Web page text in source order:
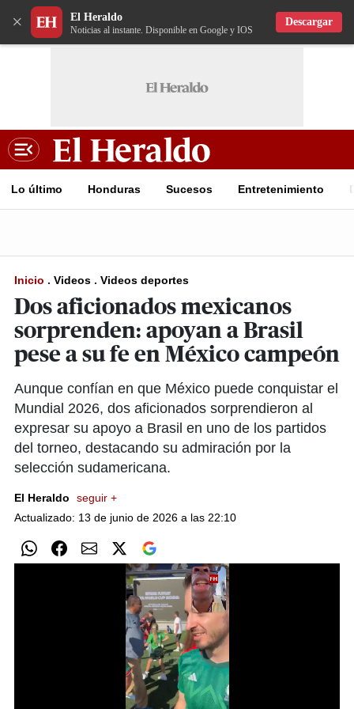
× El Heraldo
Noticias al instante. Disponible en Google y IOS
Descargar
Lo último Honduras Sucesos Entretenimiento
Inicio . Videos . Videos deportes
Dos aficionados mexicanos
sorprenden: apoyan a Brasil
pese a su fe en México campeón
Aunque confían en que México puede conquistar el
Mundial 2026, dos aficionados sorprendieron al
expresar su apoyo a Brasil en uno de los partidos
del torneo, destacando su admiración por la
selección sudamericana.
El Heraldo
seguir +
Actualizado: 13 de junio de 2026 a las 22:10